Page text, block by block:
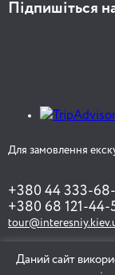
Підпишіться
Для замовлення
+380 44 333-
+380 68 121-44-
Даний сайт